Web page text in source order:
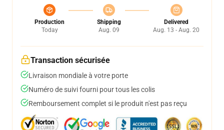
Production
Today
Shipping
Aug. 09
Delivered
Aug. 13 - Aug. 20
Transaction sécurisée
Livraison mondiale à votre porte
Numéro de suivi fourni pour tous les colis
Remboursement complet si le produit n'est pas reçu